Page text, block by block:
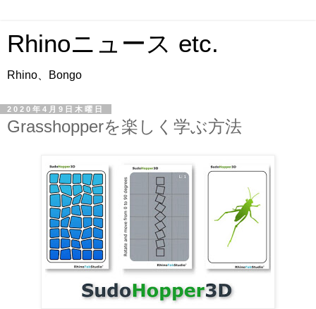
Rhinoニュース etc.
Rhino、Bongo
2020年4月9日木曜日
Grasshopperを楽しく学ぶ方法